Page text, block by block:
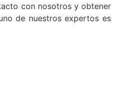
con nosotros y obtener
de nuestros expertos es